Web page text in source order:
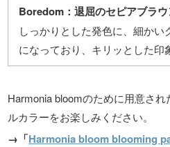
Boredom：退屈のセピアブラ
しっかりとした発色に、細かい
になっており、キリッとした印
Harmonia bloomのために用意さ
ルカラーをお楽しみください。
→「Harmonia bloom blooming